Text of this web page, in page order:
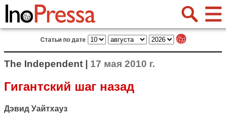
Статьи по дате
The Independent | 17 мая 2010 г.
Гигантский шаг назад
Дэвид Уайтхауз